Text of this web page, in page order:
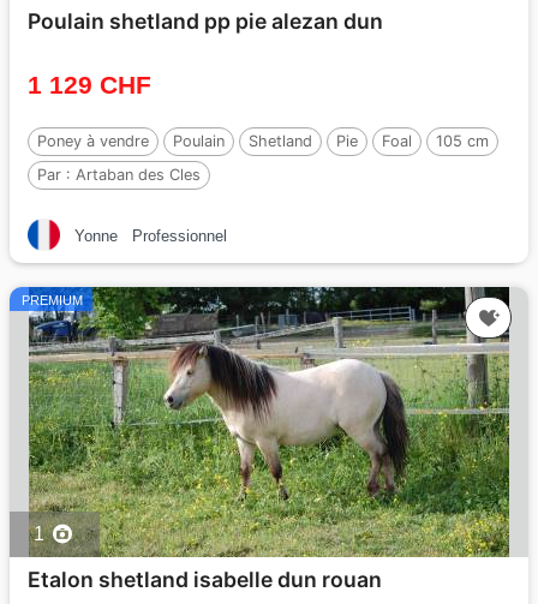
Poulain shetland pp pie alezan dun
1 129 CHF
Poney à vendre Poulain Shetland Pie Foal
105 cm
Par : Artaban des Cles
Yonne Professionnel
PREMIUM
1
Etalon shetland isabelle dun rouan